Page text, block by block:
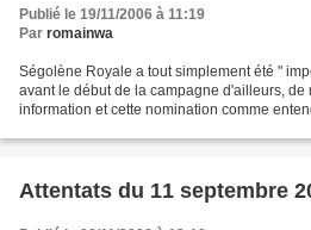
Publié le 19/11/2006 à 11:19
Par romainwa
Ségolène Royale a tout simplement été "
avant le début de la campagne d'ailleurs, de
information et cette nomination comme
Attentats du 11 septembre